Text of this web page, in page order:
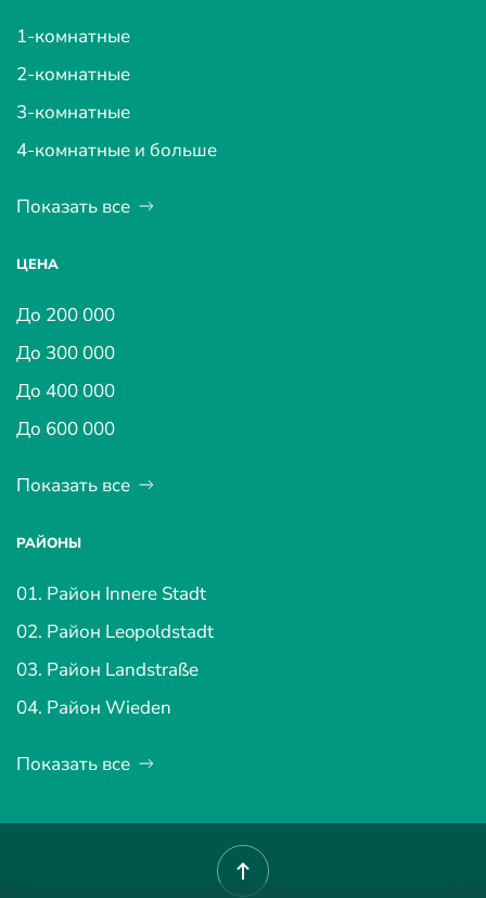
1-комнатные
2-комнатные
3-комнатные
4-комнатные и больше
Показать все
ЦЕНА
До 200 000
До 300 000
До 400 000
До 600 000
Показать все
РАЙОНЫ
01. Район Innere Stadt
02. Район Leopoldstadt
03. Район Landstraße
04. Район Wieden
Показать все